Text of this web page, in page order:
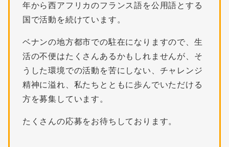
年から西アフリカのフランス語を公用語とする
国で活動を続けています。
ベナンの地方都市での駐在になりますので、生
活の不便はたくさんあるかもしれませんが、そ
うした環境での活動を苦にしない、チャレンジ
精神に溢れ、私たちとともに歩んでいただける
方を募集しています。
たくさんの応募をお待ちしております。